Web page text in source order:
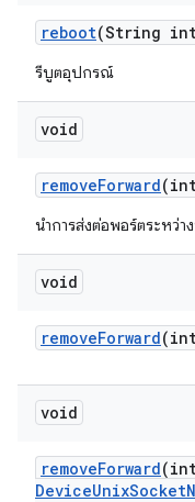
reboot(String
รีบูตอุปกรณ์
void
removeForward
นำการส่งต่อพอร์ตระหว่า
void
removeForward
void
removeForward
DeviceUnixSocket